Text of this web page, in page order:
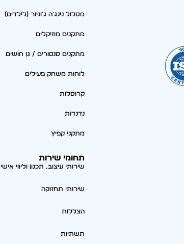
מסלול נינג'ה ג'וניור (לילדים)
מתקנים מוזיקלים
מתקנים סנסורים / גן חושים
לוחות משחק פעילים
קרוסלות
נדנדות
מתקני קפיץ
תחומי שירות
שירותי עיצוב, תכנון וליווי אישי
שירותי תחזוקה
הצללות
תשתיות